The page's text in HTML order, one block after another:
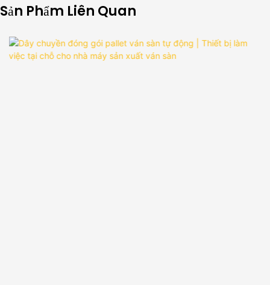
Sản Phẩm Liên Quan